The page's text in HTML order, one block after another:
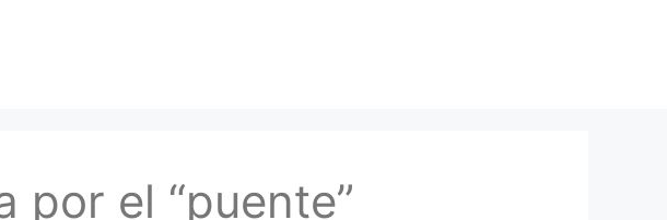
por el “puente”